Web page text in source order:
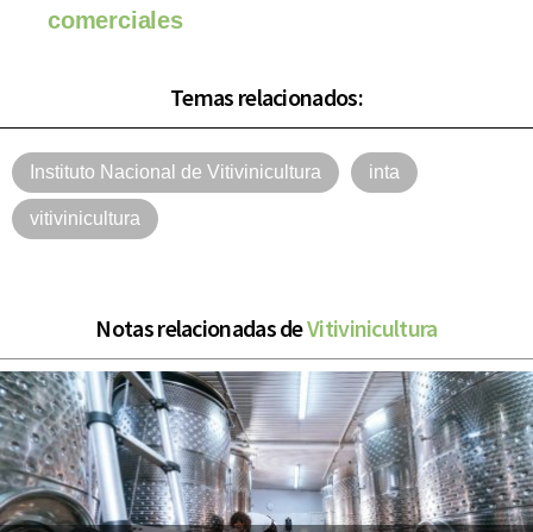
comerciales
Temas relacionados:
Instituto Nacional de Vitivinicultura inta
vitivinicultura
Notas relacionadas deVitivinicultura